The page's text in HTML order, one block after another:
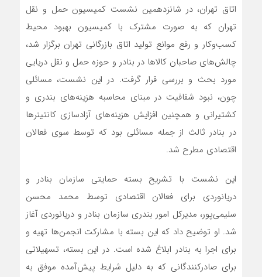
اتاق تهران، در شانزدهمین نشست کمیسیون حمل و نقل
تهران که به صورت مشترک با کمیسیون بهبود محیط
کسب‌وکار و رفع موانع تولید اتاق بازرگانی تهران برگزار شد،
چالش‌های صاحبان کالاها در بنادر و حوزه حمل و نقل دریایی
مورد بحث و بررسی قرار گرفت. در این نشست، مسائلی
چون، نبود شفافیت در مبنای محاسبه هزینه‌های بندری و
کشتیرانی و همچنین افزایش هزینه‌های آزادسازی کانتینرها
در بنادر ثالث از جمله مسائلی بود که توسط سوی فعالان
اقتصادی مطرح شد.
این نشست با تشریح بسته حمایتی سازمان بنادر و
دریانوردی برای فعالان اقتصادی توسط محمد محسن
سلیمی‌پور، مدیرکل امور بندری سازمان بنادر و دریانوردی آغاز
شد. او توضیح داد که این بسته با مشارکت انجمن‌ها تهیه و
برای اجرا به بنادر ابلاغ شده است. در این بسته، تسهیلاتی
برای صادرکنندگانی که به دلیل شرایط پیش‌آمده موفق به